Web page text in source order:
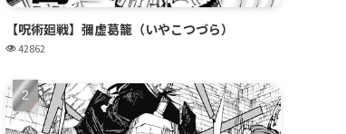
【呪術廻戦】彌虚葛籠（いやこつづら）
42862